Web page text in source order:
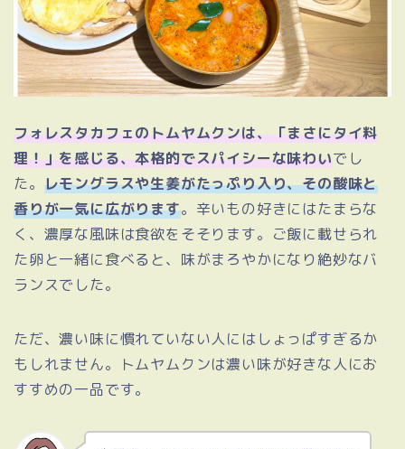
フォレスタカフェのトムヤムクンは、「まさにタイ料
理！」を感じる、本格的でスパイシーな味わいでし
た。 レモングラスや生姜がたっぷり入り、その酸味と
香りが一気に広がります。辛いもの好きにはたまらな
く、濃厚な風味は食欲をそそります。ご飯に載せられ
た卵と一緒に食べると、味がまろやかになり絶妙なバ
ランスでした。
ただ、濃い味に慣れていない人にはしょっぱすぎるか
もしれません。トムヤムクンは濃い味が好きな人にお
すすめの一品です。